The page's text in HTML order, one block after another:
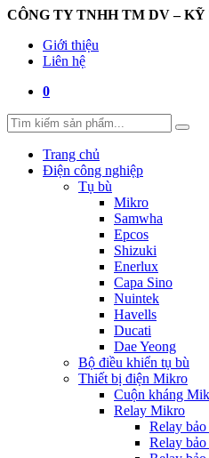
CÔNG TY TNHH TM DV –
Giới thiệu
Liên hệ
0
Trang chủ
Điện công nghiệp
Tụ bù
Mikro
Samwha
Epcos
Shizuki
Enerlux
Capa Sino
Nuintek
Havells
Ducati
Dae Yeong
Bộ điều khiển tụ bù
Thiết bị điện Mikro
Cuộn kháng
Relay Mikro
Relay
Relay